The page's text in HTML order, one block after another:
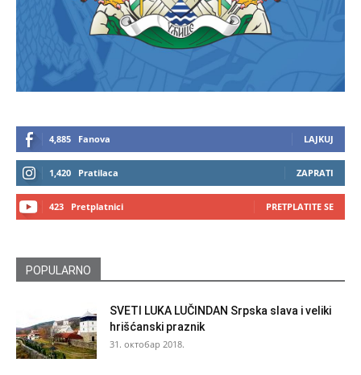
4,885 Fanova LAJKUJ
1,420 Pratilaca ZAPRATI
423 Pretplatnici PRETPLATITE SE
POPULARNO
SVETI LUKA LUČINDAN Srpska slava i veliki
hrišćanski praznik
31. октобар 2018.